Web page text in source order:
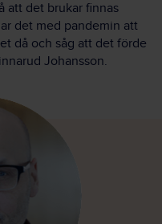
att det brukar finnas
det med pandemin att
då och såg att det förde
Johansson.